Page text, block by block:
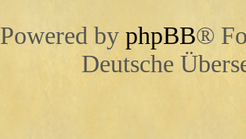
Powered by phpBB®
Deutsche